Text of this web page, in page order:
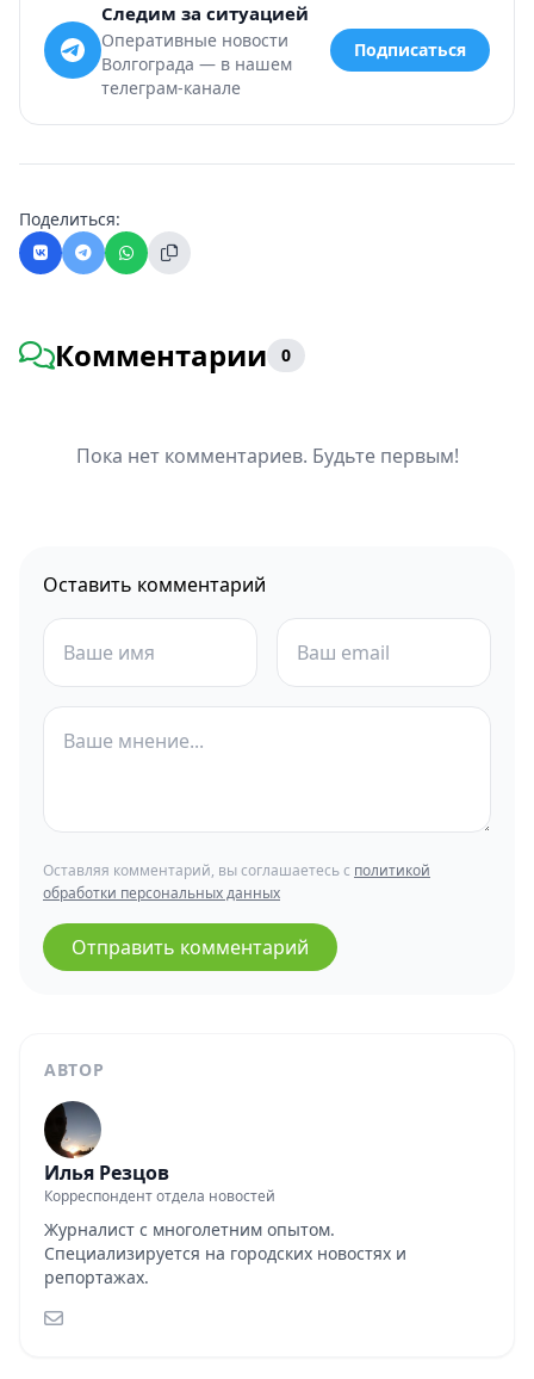
АВТОР
Илья Резцов
Корреспондент отдела новостей
Журналист с многолетним опытом.
Специализируется на городских новостях и
репортажах.
Следим за ситуацией
Оперативные новости
Волгограда — в нашем
телеграм-канале
Подписаться
Поделиться:
Комментарии 0
Пока нет комментариев. Будьте первым!
Оставить комментарий
Оставляя комментарий, вы соглашаетесь с политикой
обработки персональных данных
Отправить комментарий